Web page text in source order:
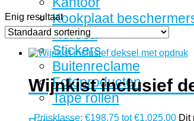
Kookplaat
Horeca
Stickers
Buitenreclame
Fotoproducten
Tape rollen
Enig resultaat
Wijnkist inclusief
- Prijsklasse: €198,75 tot €1.025,00 Dit